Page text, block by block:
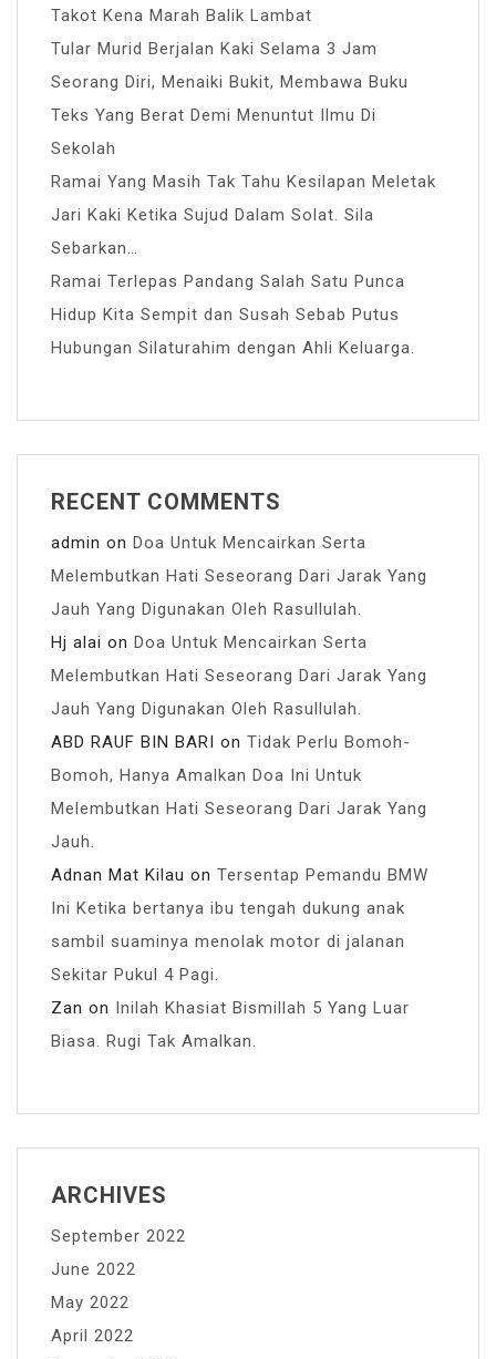
Takot Kena Marah Balik Lambat
Tular Murid Berjalan Kaki Selama 3 Jam
Seorang Diri, Menaiki Bukit, Membawa Buku
Teks Yang Berat Demi Menuntut Ilmu Di
Sekolah
Ramai Yang Masih Tak Tahu Kesilapan Meletak
Jari Kaki Ketika Sujud Dalam Solat. Sila
Sebarkan…
Ramai Terlepas Pandang Salah Satu Punca
Hidup Kita Sempit dan Susah Sebab Putus
Hubungan Silaturahim dengan Ahli Keluarga.
RECENT COMMENTS
admin on Doa Untuk Mencairkan Serta
Melembutkan Hati Seseorang Dari Jarak Yang
Jauh Yang Digunakan Oleh Rasullulah.
Hj alai on Doa Untuk Mencairkan Serta
Melembutkan Hati Seseorang Dari Jarak Yang
Jauh Yang Digunakan Oleh Rasullulah.
ABD RAUF BIN BARI
on Tidak Perlu Bomoh-
Bomoh, Hanya Amalkan Doa Ini Untuk
Melembutkan Hati Seseorang Dari Jarak Yang
Jauh.
Adnan Mat Kilau on Tersentap Pemandu BMW
Ini Ketika bertanya ibu tengah dukung anak
sambil suaminya menolak motor di jalanan
Sekitar Pukul 4 Pagi.
Zan on
Inilah Khasiat Bismillah 5 Yang Luar
Biasa. Rugi Tak Amalkan.
ARCHIVES
September 2022
June 2022
May 2022
April 2022